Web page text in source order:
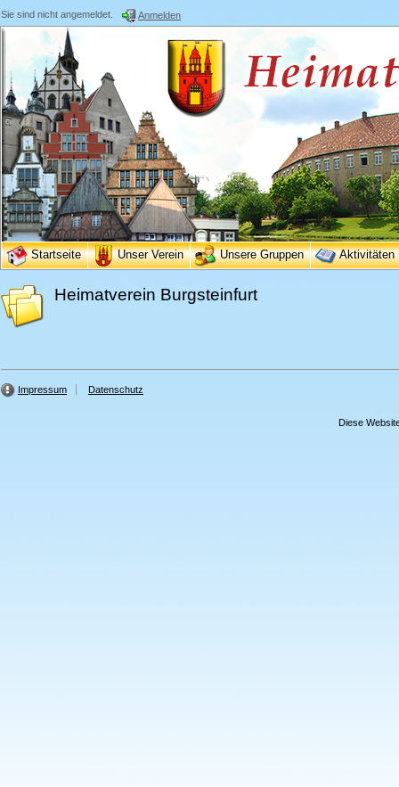
Sie sind nicht angemeldet. Anmelden
Startseite Unser Verein Unsere Gruppen Aktivitäten
Heimatverein Burgsteinfurt
Impressum Datenschutz
Diese